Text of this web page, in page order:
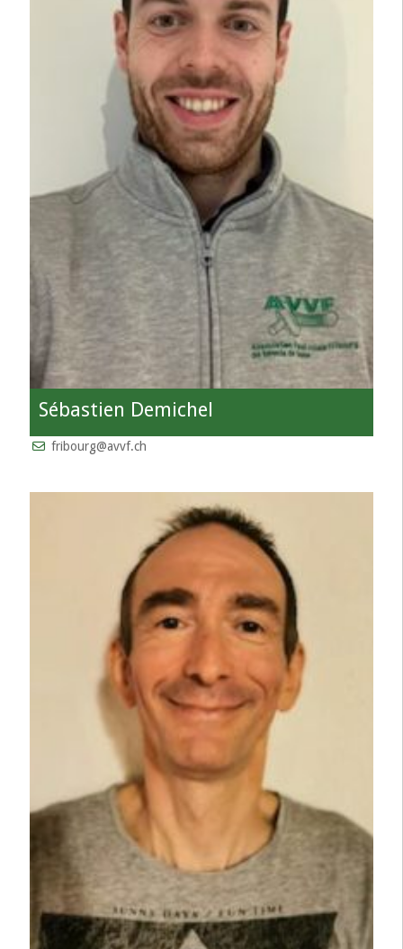
Sébastien Demichel
fribourg@avvf.ch